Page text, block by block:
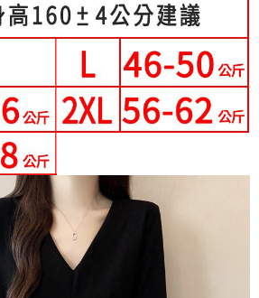
股份有限公司」（以下簡稱本公司）所提供，讓
務購買商品或服務，並由商店將買賣／分期付款
，依約使用本公司帳單繳交帳款。
付你分期」之契約關係目的，商店將以您的個人
址）提供予台灣大哥大進項蒐集、處理及利用，
帳單所需資料之確認、核對及更正。
閱以下連結：https://oppay.tw/userRule
式進行付款，方視為交易完成。
下不需立刻繳費，但若您需要取消訂單，請聯絡
先享後付 」之結帳頁面顯示為準，若有關於
消欲退款等相關疑問，請聯繫「AFTEE先享後付
support/home
公司提供之「AFTEE先享後付」服務完成之交
內提供個人資料，並將交易相關給付款項請求債
公司。
，請瀏覽以下網址：
徵得法定代理人或監護人之同意方可使用
經同意申辦者引起之損失，本公司不負相關責
」時，將依據個別帳號之用戶狀況，依本公司即
含以上)免運費
含以上)免運費
含以上)免運費
含以上)免運費